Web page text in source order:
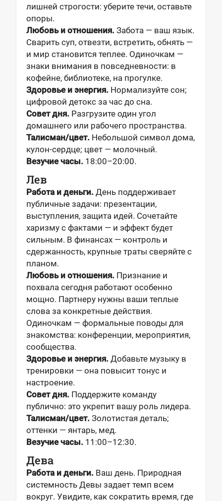
лишней строгости: уберите течи, оставьте
опоры.
Любовь и отношения. Забота — ваш язык.
Сварить суп, отвезти, встретить, обнять —
и мир становится теплее. Одиночкам —
знаки внимания в повседневности: в
кофейне, библиотеке, на прогулке.
Здоровье и энергия. Нормализуйте сон;
цифровой детокс за час до сна.
Совет дня. Разгрузите один угол
домашнего или рабочего пространства.
Талисман/цвет. Небольшой символ дома,
кулон-сердце; цвет — молочный.
Везучие часы. 18:00–20:00.
Лев
Работа и деньги. День поддерживает
публичные задачи: презентации,
выступления, защита идей. Сочетайте
харизму с фактами — и эффект будет
сильным. В финансах — контроль и
сдержанность, крупные траты сверяйте с
планом.
Любовь и отношения. Признание и
похвала сегодня работают особенно
мощно. Партнеру нужны ваши теплые
слова за конкретные действия.
Одиночкам — формальные поводы для
знакомства: конференции, мероприятия,
сообщества.
Здоровье и энергия. Добавьте музыку в
тренировки — она повысит тонус и
настроение.
Совет дня. Поддержите команду
публично: это укрепит вашу роль лидера.
Талисман/цвет. Золотистая деталь;
оттенки — янтарь, мед.
Везучие часы. 11:00–12:30.
Дева
Работа и деньги. Ваш день. Природная
системность Девы задает темп всем
вокруг. Увидите, как сократить время, где